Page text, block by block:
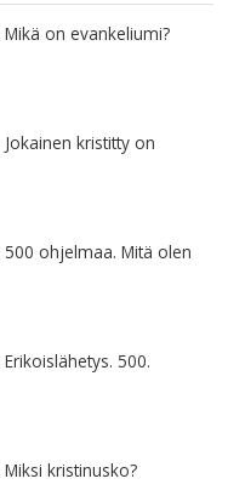
Mikä on evankeliumi?
Jokainen kristitty on
500 ohjelmaa. Mitä olen
Erikoislähetys. 500.
Miksi kristinusko?